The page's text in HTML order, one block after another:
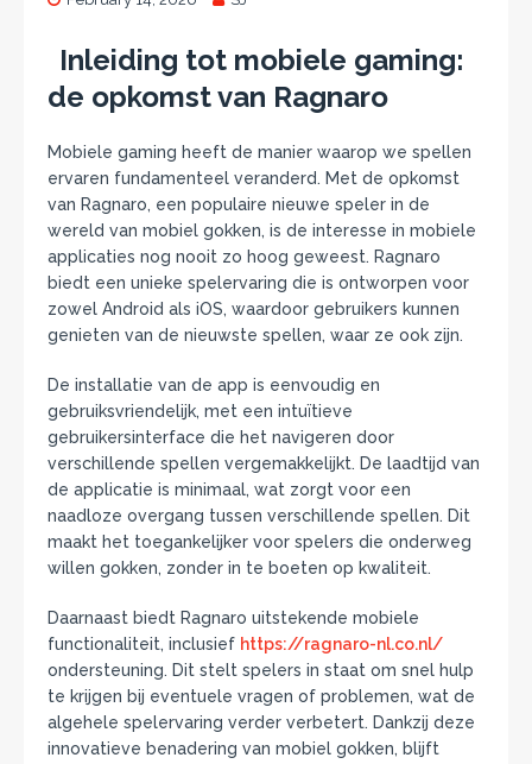
Inleiding tot mobiele gaming:
de opkomst van Ragnaro
Mobiele gaming heeft de manier waarop we spellen
ervaren fundamenteel veranderd. Met de opkomst
van Ragnaro, een populaire nieuwe speler in de
wereld van mobiel gokken, is de interesse in mobiele
applicaties nog nooit zo hoog geweest. Ragnaro
biedt een unieke spelervaring die is ontworpen voor
zowel Android als iOS, waardoor gebruikers kunnen
genieten van de nieuwste spellen, waar ze ook zijn.
De installatie van de app is eenvoudig en
gebruiksvriendelijk, met een intuïtieve
gebruikersinterface die het navigeren door
verschillende spellen vergemakkelijkt. De laadtijd van
de applicatie is minimaal, wat zorgt voor een
naadloze overgang tussen verschillende spellen. Dit
maakt het toegankelijker voor spelers die onderweg
willen gokken, zonder in te boeten op kwaliteit.
Daarnaast biedt Ragnaro uitstekende mobiele
functionaliteit, inclusief https://ragnaro-nl.co.nl/
ondersteuning. Dit stelt spelers in staat om snel hulp
te krijgen bij eventuele vragen of problemen, wat de
algehele spelervaring verder verbetert. Dankzij deze
innovatieve benadering van mobiel gokken, blijft